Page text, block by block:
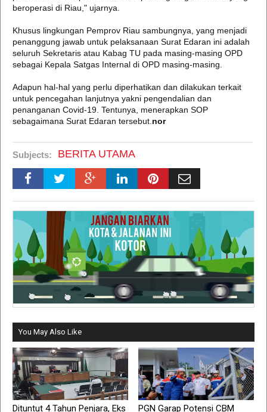
beroperasi di Riau," ujarnya.
Khusus lingkungan Pemprov Riau sambungnya, yang menjadi
penanggung jawab untuk pelaksanaan Surat Edaran ini adalah
seluruh Sekretaris atau Kabag TU pada masing-masing OPD
sebagai Kepala Satgas Internal di OPD masing-masing.
Adapun hal-hal yang perlu diperhatikan dan dilakukan terkait
untuk pencegahan lanjutnya yakni pengendalian dan
penanganan Covid-19. Tentunya, menerapkan SOP
sebagaimana Surat Edaran tersebut. nor
Subjects: BERITA UTAMA
You May Also Like
Dituntut 4 Tahun Penjara, Eks PGN Garap Potensi CBM